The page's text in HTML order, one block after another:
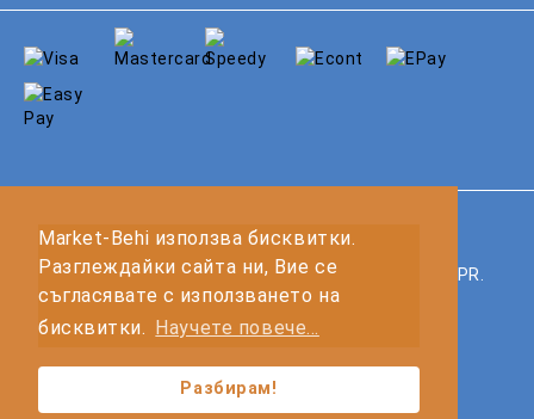
Market-Behi използва бисквитки.
Разглеждайки сайта ни, Вие се
съгласявате с използването на
бисквитки.
Научете повече...
Разбирам!
GDPR
Нашият онлайн магазин е 100% съобразен с GDPR.
Моите лични данни